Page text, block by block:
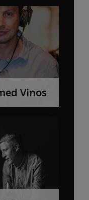
Vinos